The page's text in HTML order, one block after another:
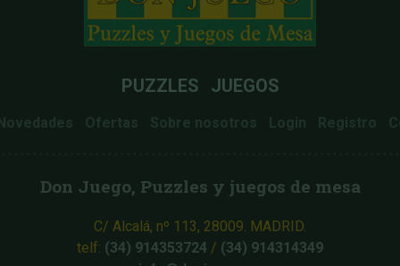
PUZZLES JUEGOS
Ofertas Sobre nosotros Login Registro
Don Juego, Puzzles y juegos de mesa
C/ Alcalá, nº 113, 28009. MADRID.
telf: (34) 914353724 / (34) 914314349